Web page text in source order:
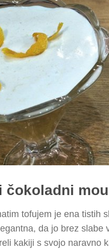
čokoladni
tofujem je ena tistih
da jo brez
kakiji s svojo naravno